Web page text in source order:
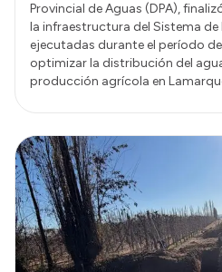
Convocatorias
Intranet
Login
Provincial de Aguas (DPA),
la infraestructura del Sistema de
ejecutadas durante el período
optimizar la distribución del
producción agrícola en